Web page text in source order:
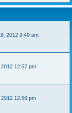
2012 9:49 am
2012 12:57 pm
2012 12:56 pm